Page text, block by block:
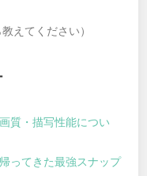
えてください）
質・描写性能につい
ってきた最強スナップ